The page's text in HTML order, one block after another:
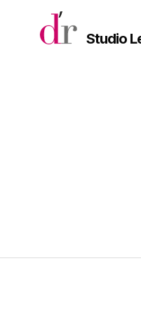
Vai al contenuto principale
Studio